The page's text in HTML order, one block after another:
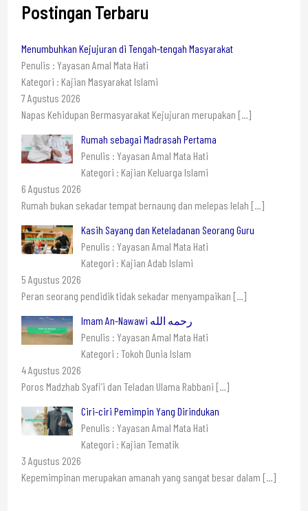
Postingan Terbaru
Menumbuhkan Kejujuran di Tengah-tengah Masyarakat
Penulis : Yayasan Amal Mata Hati
Kategori : Kajian Masyarakat Islami
7 Agustus 2026
Napas Kehidupan Bermasyarakat Kejujuran merupakan […]
Rumah sebagai Madrasah Pertama
Penulis : Yayasan Amal Mata Hati
Kategori : Kajian Keluarga Islami
6 Agustus 2026
Rumah bukan sekadar tempat bernaung dan melepas lelah […]
Kasih Sayang dan Keteladanan Seorang Guru
Penulis : Yayasan Amal Mata Hati
Kategori : Kajian Adab Islami
5 Agustus 2026
Peran seorang pendidik tidak sekadar menyampaikan […]
Imam An-Nawawi رحمه الله
Penulis : Yayasan Amal Mata Hati
Kategori : Tokoh Dunia Islam
4 Agustus 2026
Poros Madzhab Syafi’i dan Teladan Ulama Rabbani […]
Ciri-ciri Pemimpin Yang Dirindukan
Penulis : Yayasan Amal Mata Hati
Kategori : Kajian Tematik
3 Agustus 2026
Kepemimpinan merupakan amanah yang sangat besar dalam […]